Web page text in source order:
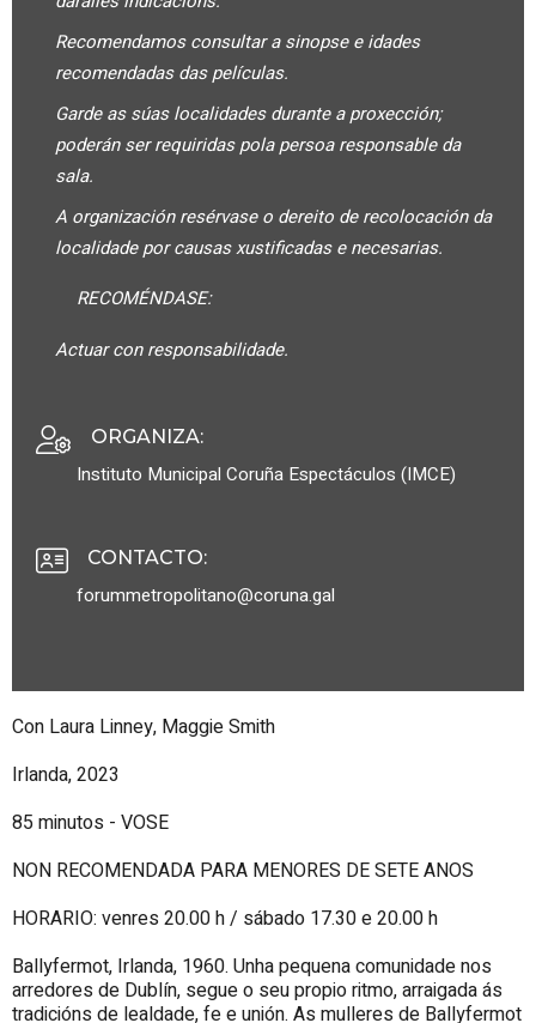
Recomendamos consultar a sinopse e idades
recomendadas das películas.
Garde as súas localidades durante a proxección;
poderán ser requiridas pola persoa responsable da
sala.
A organización resérvase o dereito de recolocación da
localidade por causas xustificadas e necesarias.
RECOMÉNDASE:
Actuar con responsabilidade.
ORGANIZA:
Instituto Municipal Coruña Espectáculos (IMCE)
CONTACTO:
forummetropolitano@coruna.gal
Con Laura Linney, Maggie Smith
Irlanda, 2023
85 minutos - VOSE
NON RECOMENDADA PARA MENORES DE SETE ANOS
HORARIO: venres 20.00 h / sábado 17.30 e 20.00 h
Ballyfermot, Irlanda, 1960. Unha pequena comunidade nos
arredores de Dublín, segue o seu propio ritmo, arraigada ás
tradicións de lealdade, fe e unión. As mulleres de Ballyfermot